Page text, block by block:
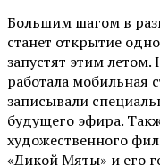
Большим шагом в
станет открытие
запустят этим
работала мобильная
записывали
будущего эфира.
художественного
«Дикой Мяты» и его